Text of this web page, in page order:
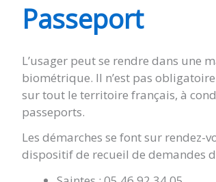
THÉNAC
Passeport
L’usager peut se rendre dans une
biométrique. Il n’est pas
sur tout le territoire français, à
passeports.
Les démarches se font sur rendez-
dispositif de recueil de demandes